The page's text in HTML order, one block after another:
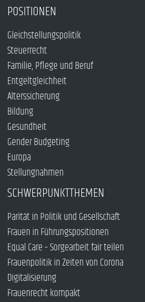
POSITIONEN
Gleichstellungspolitik
Steuerrecht
Familie, Pflege und Beruf
Entgeltgleichheit
Alterssicherung
Bildung
Gesundheit
Gender Budgeting
Europa
Stellungnahmen
SCHWERPUNKTTHEMEN
Parität in Politik und Gesellschaft
Frauen in Führungspositionen
Equal Care – Sorgearbeit fair teilen
Frauenpolitik in Zeiten von Corona
Digitalisierung
Frauenrecht kompakt